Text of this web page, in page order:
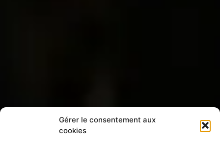
Gérer le consentement aux
cookies